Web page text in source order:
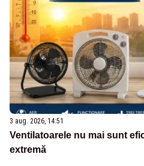
3 aug. 2026, 14:51
Ventilatoarele nu mai sunt
extremă